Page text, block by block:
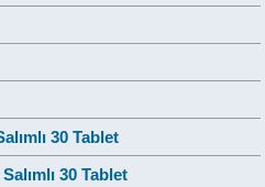
30 Tablet
30 Tablet